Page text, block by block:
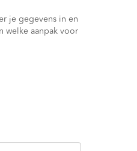
je gegevens in en
welke aanpak voor